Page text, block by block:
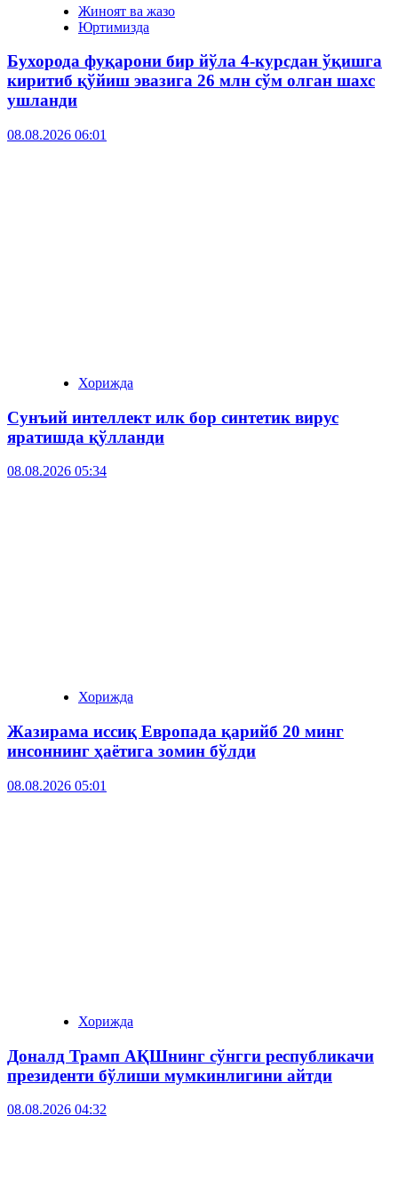
Жиноят ва жазо
Юртимизда
Бухорода фуқарони бир йўла 4-курсдан ўқишга
киритиб қўйиш эвазига 26 млн сўм олган шахс
ушланди
08.08.2026 06:01
Хорижда
Сунъий интеллект илк бор синтетик вирус
яратишда қўлланди
08.08.2026 05:34
Хорижда
Жазирама иссиқ Европада қарийб 20 минг
инсоннинг ҳаётига зомин бўлди
08.08.2026 05:01
Хорижда
Доналд Трамп АҚШнинг сўнгги республикачи
президенти бўлиши мумкинлигини айтди
08.08.2026 04:32